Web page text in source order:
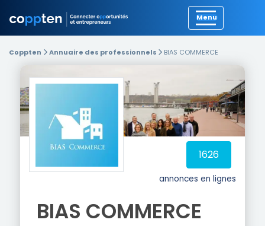
Coppten Annuaire des professionnels BIAS COMMERCE
1626
annonces en lignes
BIAS COMMERCE